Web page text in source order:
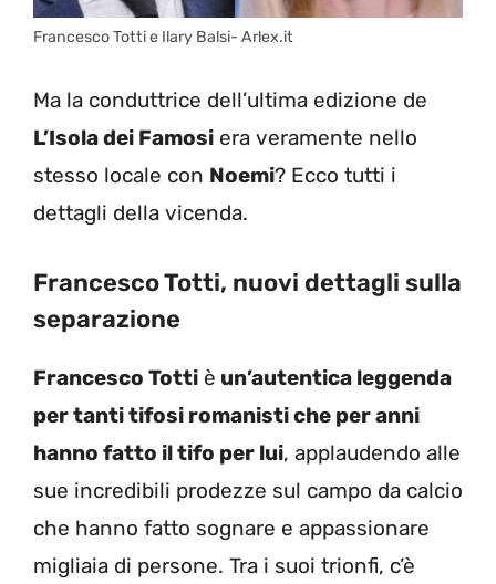
Francesco Totti e Ilary Balsi- Arlex.it
Ma la conduttrice dell’ultima edizione de
L’Isola dei Famosi era veramente nello
stesso locale con Noemi? Ecco tutti i
dettagli della vicenda.
Francesco Totti, nuovi dettagli sulla
separazione
Francesco Totti è un’autentica leggenda
per tanti tifosi romanisti che per anni
hanno fatto il tifo per lui, applaudendo alle
sue incredibili prodezze sul campo da calcio
che hanno fatto sognare e appassionare
migliaia di persone. Tra i suoi trionfi, c’è